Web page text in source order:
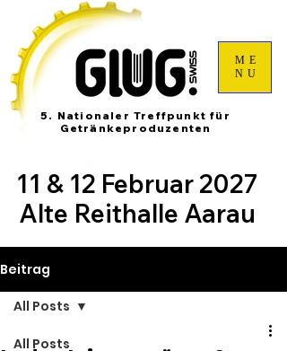
ME
NU
11 & 12 Februar 2027
Alte Reithalle Aarau
5. Nationaler Treffpunkt für
Getränkeproduzenten
Beitrag
All Posts
All Posts